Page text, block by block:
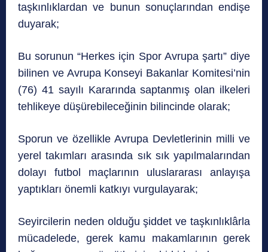
taşkınlıklardan ve bunun sonuçlarından endişe
duyarak;
Bu sorunun “Herkes için Spor Avrupa şartı” diye
bilinen ve Avrupa Konseyi Bakanlar Komitesi’nin
(76) 41 sayılı Kararında saptanmış olan ilkeleri
tehlikeye düşürebileceğinin bilincinde olarak;
Sporun ve özellikle Avrupa Devletlerinin milli ve
yerel takımları arasında sık sık yapılmalarından
dolayı futbol maçlarının uluslararası anlayışa
yaptıkları önemli katkıyı vurgulayarak;
Seyircilerin neden olduğu şiddet ve taşkınlıklârla
mücadelede, gerek kamu makamlarının gerek